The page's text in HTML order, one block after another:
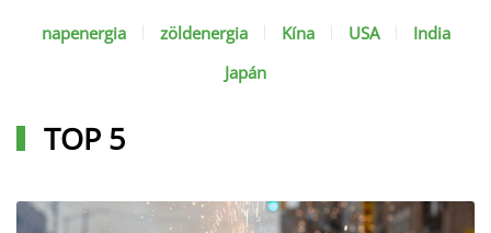
napenergia zöldenergia Kína USA
India
Japán
TOP 5